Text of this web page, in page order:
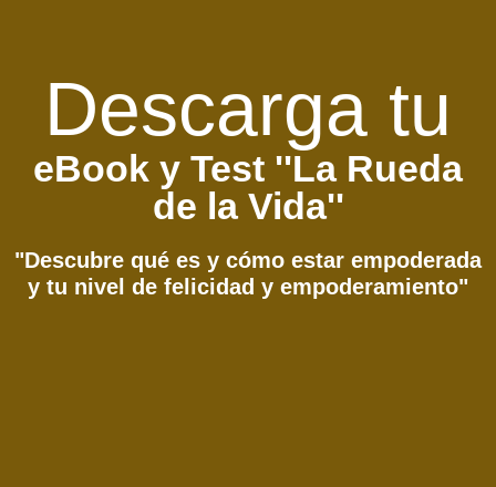
Descarga tu
eBook y Test ''La Rueda
de la Vida''
"Descubre qué es y cómo estar empoderada
y tu nivel de felicidad y empoderamiento"